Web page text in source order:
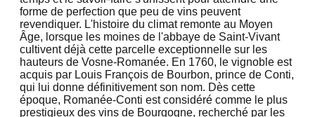
forme de perfection que peu de vins peuvent
revendiquer. L'histoire du climat remonte au Moyen
Âge, lorsque les moines de l'abbaye de Saint-Vivant
cultivent déjà cette parcelle exceptionnelle sur les
hauteurs de Vosne-Romanée. En 1760, le vignoble est
acquis par Louis François de Bourbon, prince de Conti,
qui lui donne définitivement son nom. Dès cette
époque, Romanée-Conti est considéré comme le plus
prestigieux des vins de Bourgogne, recherché par les